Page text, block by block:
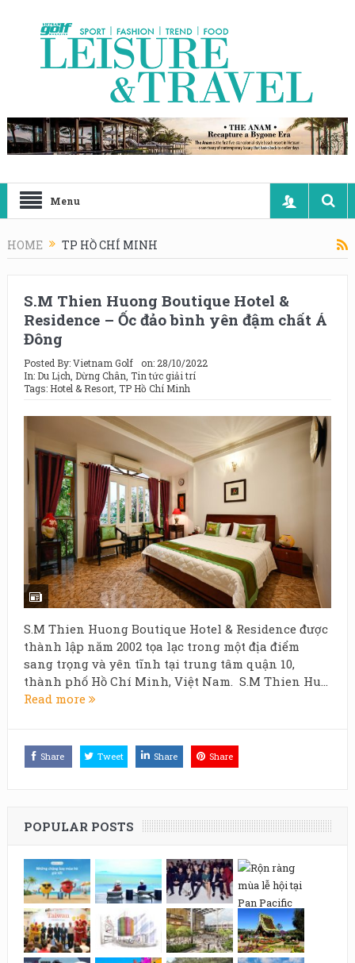
Menu
HOME TP HỒ CHÍ MINH
S.M Thien Huong Boutique Hotel &
Residence – Ốc đảo bình yên đậm chất Á
Đông
Posted By:Vietnam Golf on: 28/10/2022
In: Du Lịch Dừng Chân Tin tức giải trí
Tags: Hotel & Resort, TP Hồ Chí Minh
S.M Thien Huong Boutique Hotel & Residence được
thành lập năm 2002 tọa lạc trong một địa điểm
sang trọng và yên tĩnh tại trung tâm quận 10,
thành phố Hồ Chí Minh, Việt Nam. S.M Thien Hu...
Read more
Share Tweet Share Share
POPULAR POSTS